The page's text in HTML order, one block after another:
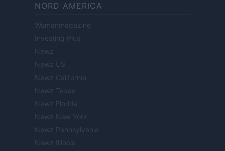
NORD AMERICA
Womanmagazine
Investing Plus
Newz
Newz US
Newz California
Newz Texas
Newz Florida
Newz New York
Newz Pennsylvania
Newz Illinois